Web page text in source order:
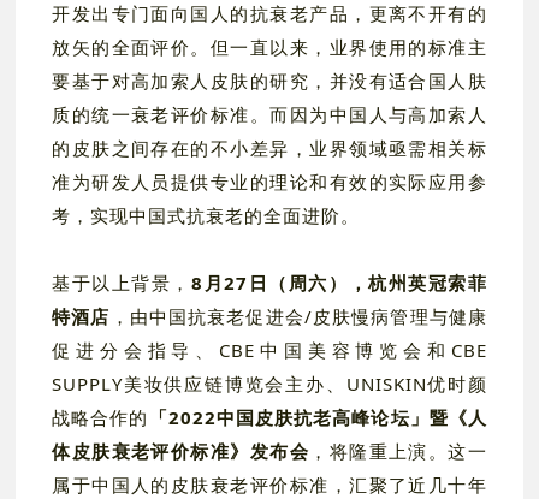
开发出专门面向国人的抗衰老产品，更离不开有的
放矢的全面评价。但一直以来，业界使用的标准主
要基于对高加索人皮肤的研究，并没有适合国人肤
质的统一衰老评价标准。而因为中国人与高加索人
的皮肤之间存在的不小差异，业界领域亟需相关标
准为研发人员提供专业的理论和有效的实际应用参
考，实现中国式抗衰老的全面进阶。
基于以上背景，8月27日（周六），杭州英冠索菲
特酒店 ，由中国抗衰老促进会/皮肤慢病管理与健康
促进分会指导、CBE中国美容博览会和CBE
SUPPLY美妆供应链博览会主办、UNISKIN优时颜
战略合作的 「2022中国皮肤抗老高峰论坛」暨《人
体皮肤衰老评价标准》发布会 ，将隆重上演。这一
属于中国人的皮肤衰老评价标准，汇聚了近几十年